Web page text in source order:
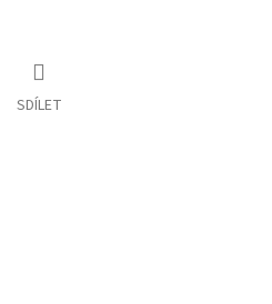
SDÍLET